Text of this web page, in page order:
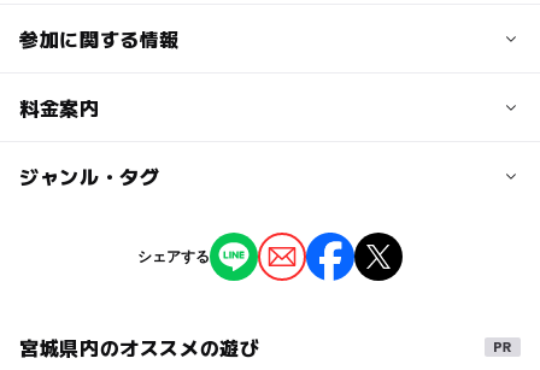
参加に関する情報
対象年齢
しています。
料金案内
子供の料金詳細
ジャンル・タグ
街なかイベント
シェアする
宮城県内のオススメの遊び